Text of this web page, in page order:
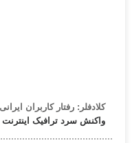
کلادفلر: رفتار کاربران
واکنش سرد ترافیک اینترنت